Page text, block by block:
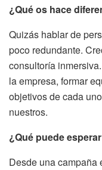
¿Qué os hace
Quizás hablar de
poco redundante.
consultoría
la empresa, formar
objetivos de cada
nuestros.
¿Qué puede
Desde una campaña